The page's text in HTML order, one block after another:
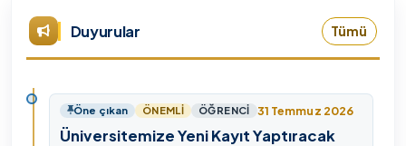
Duyurular Tümü
Öne çıkan ÖNEMLI ÖĞRENCI 31 Temmuz 2026
Üniversitemize Yeni Kayıt Yaptıracak